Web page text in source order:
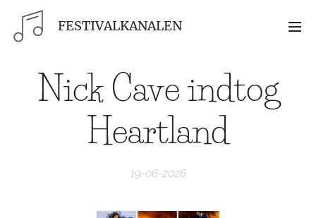
FESTIVALKANALEN
Nick Cave indtog
Heartland
19-06-2026